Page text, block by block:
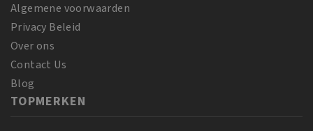
Algemene voorwaarden
Privacy Beleid
Over ons
Contact Us
Blog
TOPMERKEN